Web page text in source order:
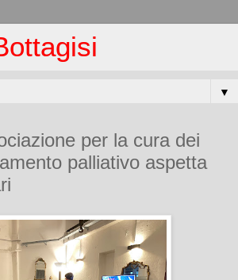
▼
per la cura dei
palliativo aspetta